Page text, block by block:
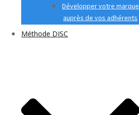
Développer votre marque
auprès de vos adhérents
Méthode DISC